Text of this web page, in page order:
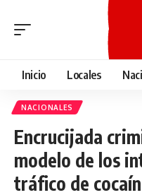
Inicio Locales
NACIONALES
Encrucijada
modelo de los
tráfico de